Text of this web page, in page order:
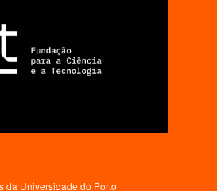
da Universidade do Porto